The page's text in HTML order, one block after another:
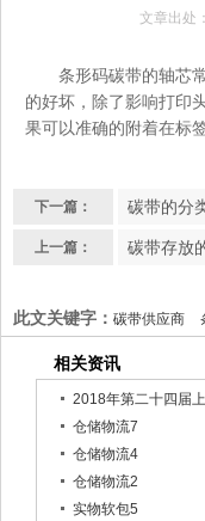
文章出处：
条形码碳带的轴芯
的好坏，除了影响打印
果可以准确的附着在标
下一篇： 碳带的分
上一篇： 碳带存放
此文关键字： 碳带供应商
相关资讯
2018年第二十四届
仓储物流7
仓储物流4
仓储物流2
实物软包5